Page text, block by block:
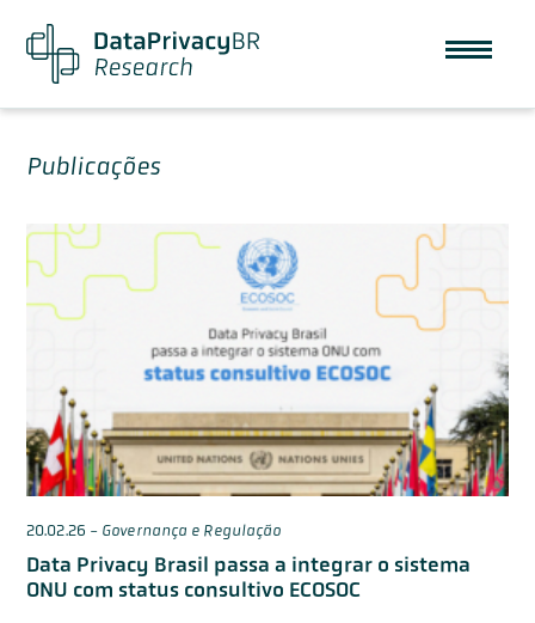
Publicações
20.02.26 - Governança e Regulação
Data Privacy Brasil passa a integrar o sistema
ONU com status consultivo ECOSOC